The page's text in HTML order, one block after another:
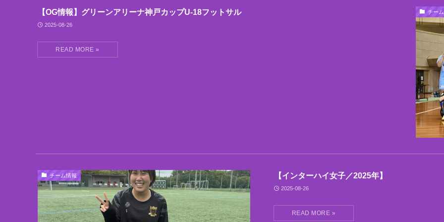
チー
【OG情報】グリーンアリーナ神戸カップU-18フットサル
2025-08-26
チーム情報 【インターハイ女子／2025年】
2025-08-26